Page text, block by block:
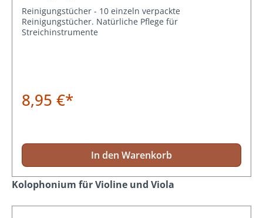
Reinigungstücher - 10 einzeln verpackte
Reinigungstücher. Natürliche Pflege für
Streichinstrumente
8,95 €*
In den Warenkorb
Produktgalerie überspringen
Kolophonium für Violine und Viola